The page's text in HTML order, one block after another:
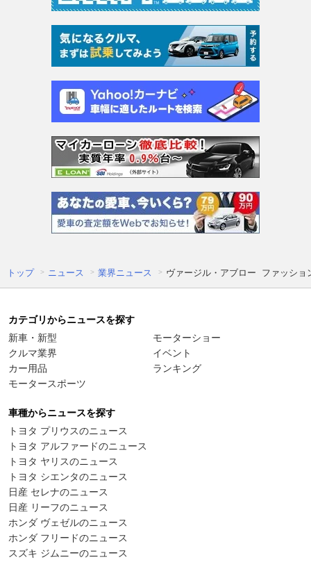
トップ ニュース 業界ニュース ヴァージル・アブロー ファッシ
カテゴリからニュースを探す
新車・新型
クルマ業界
カー用品
モータースポーツ
モーターショー
イベント
ランキング
車種からニュースを探す
トヨタ プリウスのニュース
トヨタ アルファードのニュース
トヨタ ヤリスのニュース
トヨタ シエンタのニュース
日産 セレナのニュース
日産 リーフのニュース
ホンダ ヴェゼルのニュース
ホンダ フリードのニュース
スズキ ジムニーのニュース